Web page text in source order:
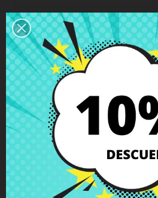
Detalles del
Grados